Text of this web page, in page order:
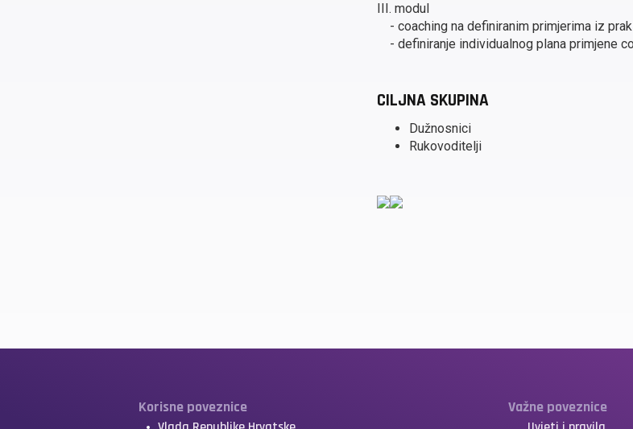
III. modul
- coaching na definiranim primjerima iz
- definiranje individualnog plana primjene
CILJNA SKUPINA
Dužnosnici
Rukovoditelji
Korisne poveznice Važne poveznice